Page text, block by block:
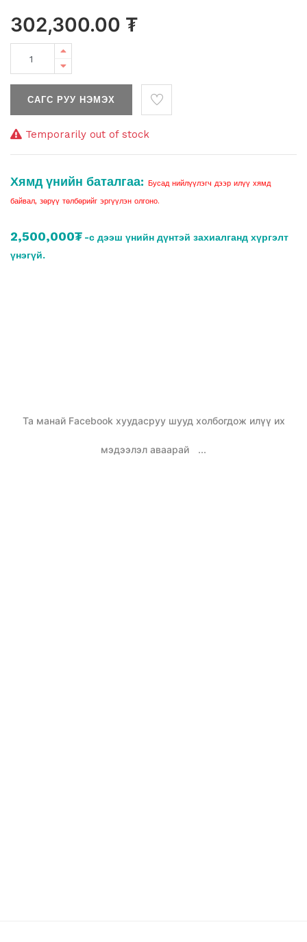
302,300.00 ₮
САГС РУУ НЭМЭХ
Temporarily out of stock
Хямд үнийн баталгаа: Бусад нийлүүлэгч дээр илүү хямд
байвал, зөрүү төлбөрийг эргүүлэн олгоно.
2,500,000₮ -с дээш үнийн дүнтэй захиалганд хүргэлт
үнэгүй.
Та манай Facebook хуудасруу шууд холбогдож илүү их
мэдээлэл аваарай ...